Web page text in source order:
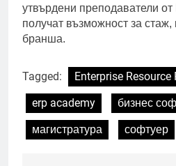
утвърдени преподаватели
получат възможност за стаж,
бранша.
Tagged:
Enterprise Resource
erp academy
бизнес
магистратура
софтуер